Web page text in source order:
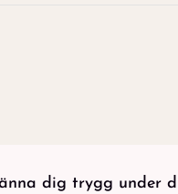
dig trygg under